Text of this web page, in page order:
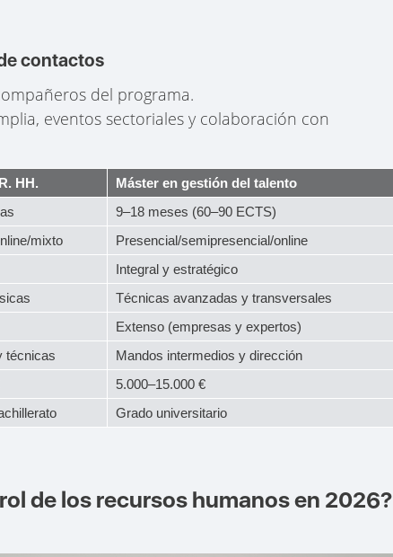
contactos
del programa.
eventos sectoriales y colaboración con
HH.
Máster en gestión del talento
9–18 meses (60–90 ECTS)
mixto
Presencial/semipresencial/online
Integral y estratégico
Técnicas avanzadas y transversales
Extenso (empresas y expertos)
técnicas
Mandos intermedios y dirección
5.000–15.000 €
Grado universitario
de los recursos humanos en 2026?